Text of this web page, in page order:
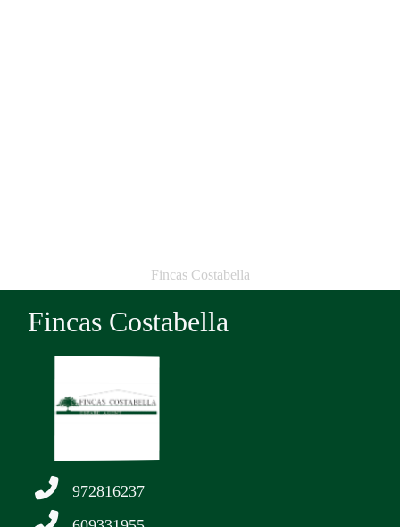
Fincas Costabella
Fincas Costabella
972816237